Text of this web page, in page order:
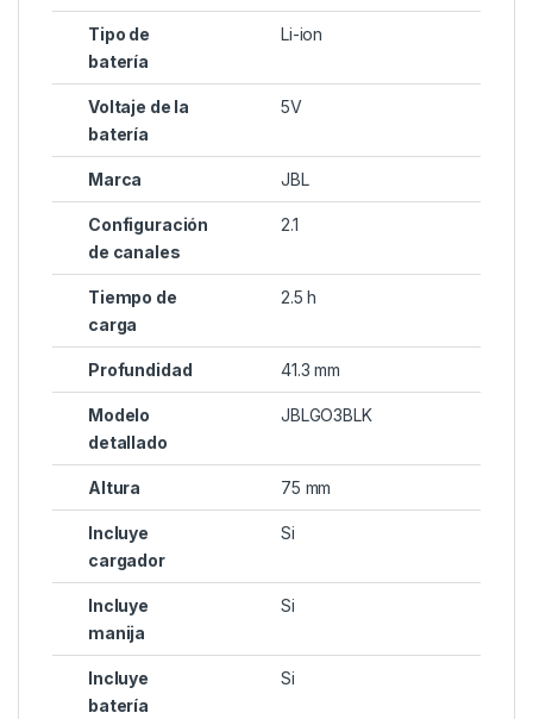
Tipo de
batería
Li-ion
Voltaje de la
batería
5V
Marca JBL
Configuración
de canales
2.1
Tiempo de
carga
2.5 h
Profundidad 41.3 mm
Modelo
detallado
JBLGO3BLK
Altura 75 mm
Incluye
cargador
Si
Incluye
manija
Si
Incluye
batería
Si